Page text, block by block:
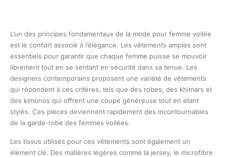
L’un des principes fondamentaux de la mode pour femme voilée
est le confort associé à l’élégance. Les vêtements amples sont
essentiels pour garantir que chaque femme puisse se mouvoir
librement tout en se sentant en sécurité dans sa tenue. Les
designers contemporains proposent une variété de vêtements
qui répondent à ces critères, tels que des robes, des khimars et
des kimonos qui offrent une coupe généreuse tout en étant
stylés. Ces pièces deviennent rapidement des incontournables
de la garde-robe des femmes voilées.
Les tissus utilisés pour ces vêtements sont également un
élément clé. Des matières légères comme la jersey, le microfibre